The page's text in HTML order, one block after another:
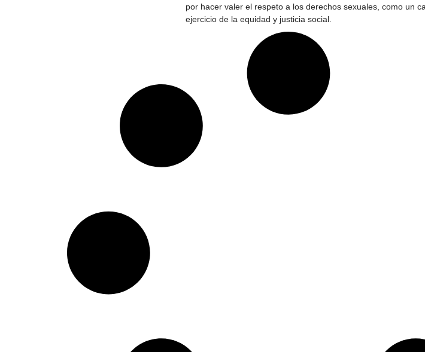
por hacer valer el respeto a los derechos sexuales, como un
ejercicio de la equidad y justicia social.